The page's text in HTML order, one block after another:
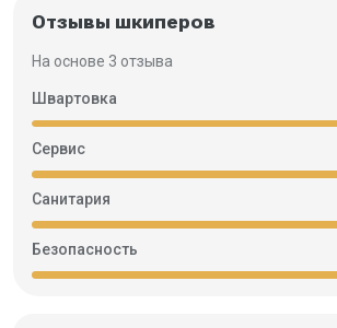
Отзывы шкиперов
На основе 3 отзыва
Швартовка
Сервис
Санитария
Безопасность